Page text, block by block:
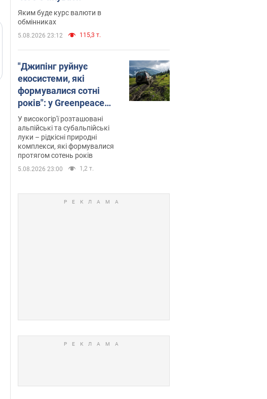
Яким буде курс валюти в
обмінниках
5.08.2026 23:12 115,3 т.
"Джипінг руйнує
екосистеми, які
формувалися сотні
років": у Greenpeace
забили на сполох
У високогір'ї розташовані
альпійські та субальпійські
луки – рідкісні природні
комплекси, які формувалися
протягом сотень років
5.08.2026 23:00 1,2 т.